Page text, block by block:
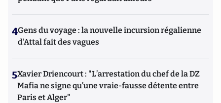
4Gens du voyage : la nouvelle incursion régalienne
d'Attal fait des vagues
5Xavier Driencourt : "L’arrestation du chef de la DZ
Mafia ne signe qu’une vraie-fausse détente entre
Paris et Alger"